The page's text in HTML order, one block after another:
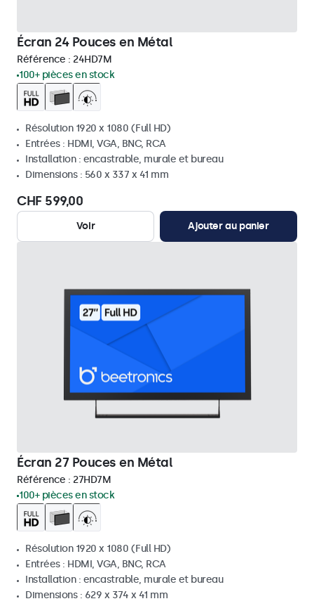
Écran 24 Pouces en Métal
Référence : 24HD7M
100+ pièces en stock
Résolution 1920 x 1080 (Full HD)
Entrées : HDMI, VGA, BNC, RCA
Installation : encastrable, murale et bureau
Dimensions : 560 x 337 x 41 mm
CHF 599,00
Voir Ajouter au panier
Écran 27 Pouces en Métal
Référence : 27HD7M
100+ pièces en stock
Résolution 1920 x 1080 (Full HD)
Entrées : HDMI, VGA, BNC, RCA
Installation : encastrable, murale et bureau
Dimensions : 629 x 374 x 41 mm